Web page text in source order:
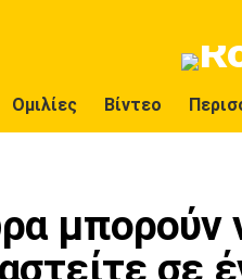
Ομιλίες Βίντεο
μπορούν
σε